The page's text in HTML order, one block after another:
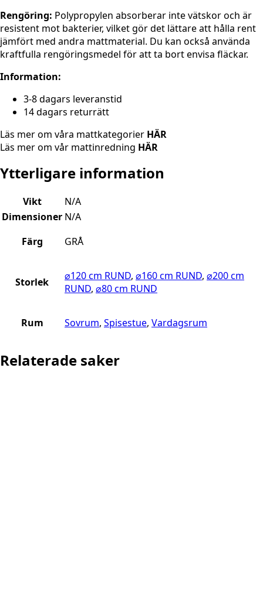
Rengöring: Polypropylen absorberar inte vätskor och är
resistent mot bakterier, vilket gör det lättare att hålla rent
jämfört med andra mattmaterial. Du kan också använda
kraftfulla rengöringsmedel för att ta bort envisa fläckar.
Information:
3-8 dagars leveranstid
14 dagars returrätt
Läs mer om våra mattkategorier HÄR
Läs mer om vår mattinredning HÄR
Ytterligare information
Vikt
N/A
Dimensioner N/A
Färg
GRÅ
Storlek ⌀120 cm RUND, ⌀160 cm RUND, ⌀200 cm
RUND, ⌀80 cm RUND
Rum Sovrum, Spisestue, Vardagsrum
Relaterade saker